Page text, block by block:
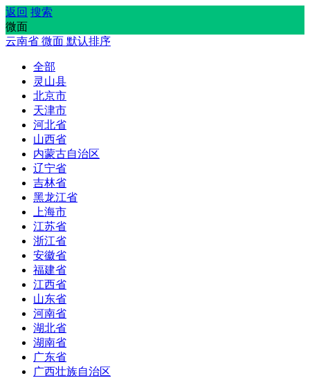
返回 搜索
微面
云南省 微面 默认排序
全部
灵山县
北京市
天津市
河北省
山西省
内蒙古自治区
辽宁省
吉林省
黑龙江省
上海市
江苏省
浙江省
安徽省
福建省
江西省
山东省
河南省
湖北省
湖南省
广东省
广西壮族自治区